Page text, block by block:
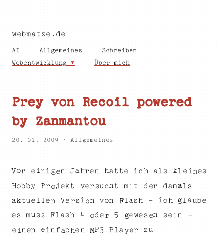
webmatze.de
AI Allgemeines Schreiben
Webentwicklung Über mich
Prey von Recoil powered
by Zanmantou
20. 01. 2009 · Allgemeines
V or e i n i gen J ahren hatte i c h al s k l e i nes
Ho b by Pr oj ek t ver suc h t mi t d er damal s
ak tue l l e n V e r si on von Fl ash - i c h gl au be
es mu s s F l ash 4 ode r 5 gewe s en se i n -
e i nen e i n fac he n MP 3 P layer zu